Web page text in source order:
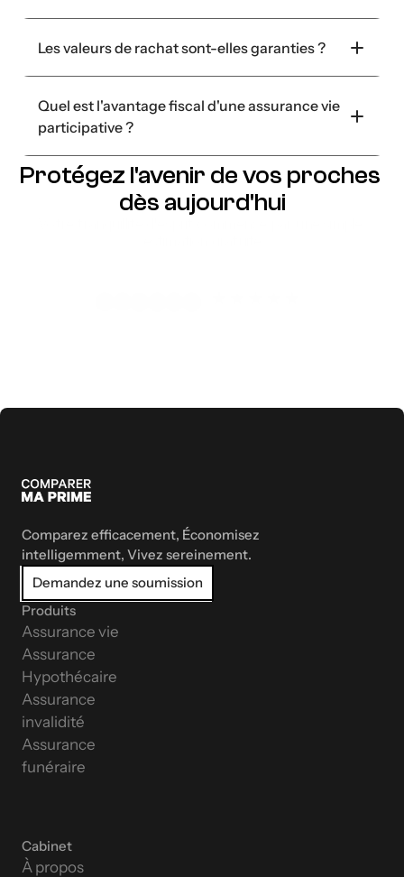
Les valeurs de rachat sont-elles garanties ?
Quel est l'avantage fiscal d'une assurance vie
participative ?
Protégez l'avenir de vos proches
dès aujourd'hui
Comparez efficacement, Économisez
intelligemment, Vivez sereinement.
Demandez une soumission
Produits
Assurance vie
Assurance
Hypothécaire
Assurance
invalidité
Assurance
funéraire
Cabinet
À propos